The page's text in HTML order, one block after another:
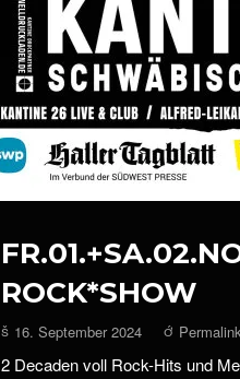
ROCK*SHOW
16. September 2024 Permalink
2 Decaden voll Rock-Hits und